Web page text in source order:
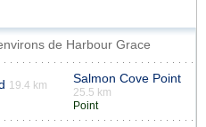
de Harbour Grace
19.4 km
Salmon Cove Point
25.5 km
Point